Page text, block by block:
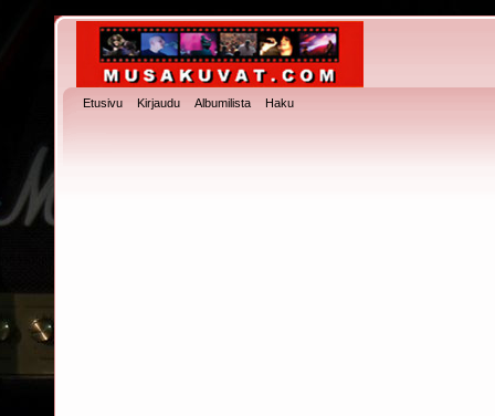
Etusivu Kirjaudu Albumilista Haku